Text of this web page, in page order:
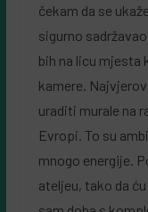
čekam da se
sigurno
bih na licu
kamere.
uraditi murale na
Evropi. To su
mnogo energije.
ateljeu, tako da